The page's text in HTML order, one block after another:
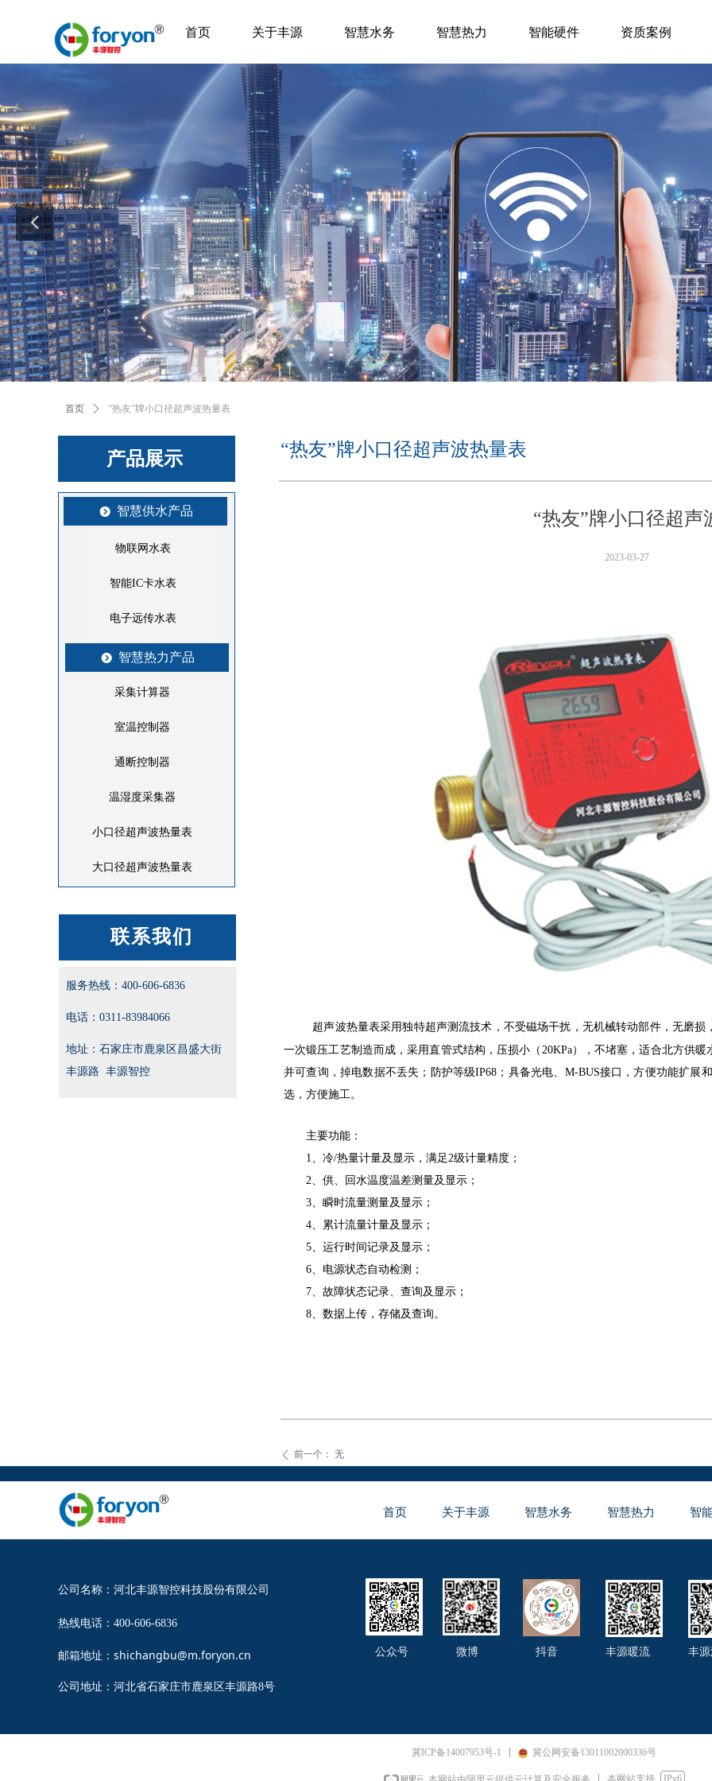
首页 关于丰源 智慧水务 智慧热力 智能硬件 资质案例
首页 ꄲ “热友”牌小口径超声波热量表
超声波热量表采用独特超声测流技术，不受磁场干扰，无机械转动部件，无磨
一次锻压工艺制造而成，采用直管式结构，压损小（ 20KPa），不堵塞，适合北方供暖
并可查询，掉电数据不丢失；防护等级IP68 ；具备光电、 M-BUS接口，方便功能扩展
选，方便施工。
主要功能：
1、 冷/热量计量及显示，满足2级计量精度；
2、供、回水温度温差测量及显示；
3、瞬时流量测量及显示；
4、累计流量计量及显示；
5、运行时间记录及显示；
6、电源状态自动检测；
7、故障状态记录、查询及显示；
8、数据上传，存储及查询。
“热友”牌小口径超声
2023-03-27
“热友”牌小口径超声波热量表
ꄴ 前一个： 无
产品展示
뀹 智慧供水产品
物联网水表
智能IC卡水表
电子远传水表
뀹 智慧热力产品
采集计算器
室温控制器
通断控制器
温湿度采集器
小口径超声波热量表
大口径超声波热量表
联系我们
服务热线：400-606-6836
电话：0311-83984066
地址：石家庄市鹿泉区昌盛大街
丰源路 丰源智控
公司名称：河北丰源智控科技股份有限公司
热线电话：400-606-6836
邮箱地址：shichangbu@m.foryon.cn
公司地址：河北省石家庄市鹿泉区丰源路8号
公众号 微博 抖音 丰源暖流 丰源
首页 关于丰源 智慧水务 智慧热力 智
冀ICP备14007953号-1 冀公网安备13011002000336号
本网站支持 IPv6